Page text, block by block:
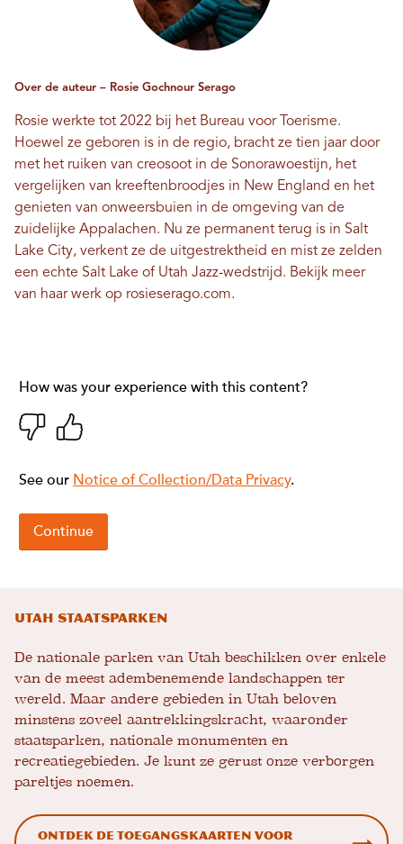
Over de auteur – Rosie Gochnour Serago
Rosie werkte tot 2022 bij het Bureau voor Toerisme.
Hoewel ze geboren is in de regio, bracht ze tien jaar door
met het ruiken van creosoot in de Sonorawoestijn, het
vergelijken van kreeftenbroodjes in New England en het
genieten van onweersbuien in de omgeving van de
zuidelijke Appalachen. Nu ze permanent terug is in Salt
Lake City, verkent ze de uitgestrektheid en mist ze zelden
een echte Salt Lake of Utah Jazz-wedstrijd. Bekijk meer
van haar werk op rosieserago.com.
Utah Staatsparken
De nationale parken van Utah beschikken over enkele
van de meest adembenemende landschappen ter
wereld. Maar andere gebieden in Utah beloven
minstens zoveel aantrekkingskracht, waaronder
staatsparken, nationale monumenten en
recreatiegebieden. Je kunt ze gerust onze verborgen
pareltjes noemen.
Ontdek de toegangskaarten voor